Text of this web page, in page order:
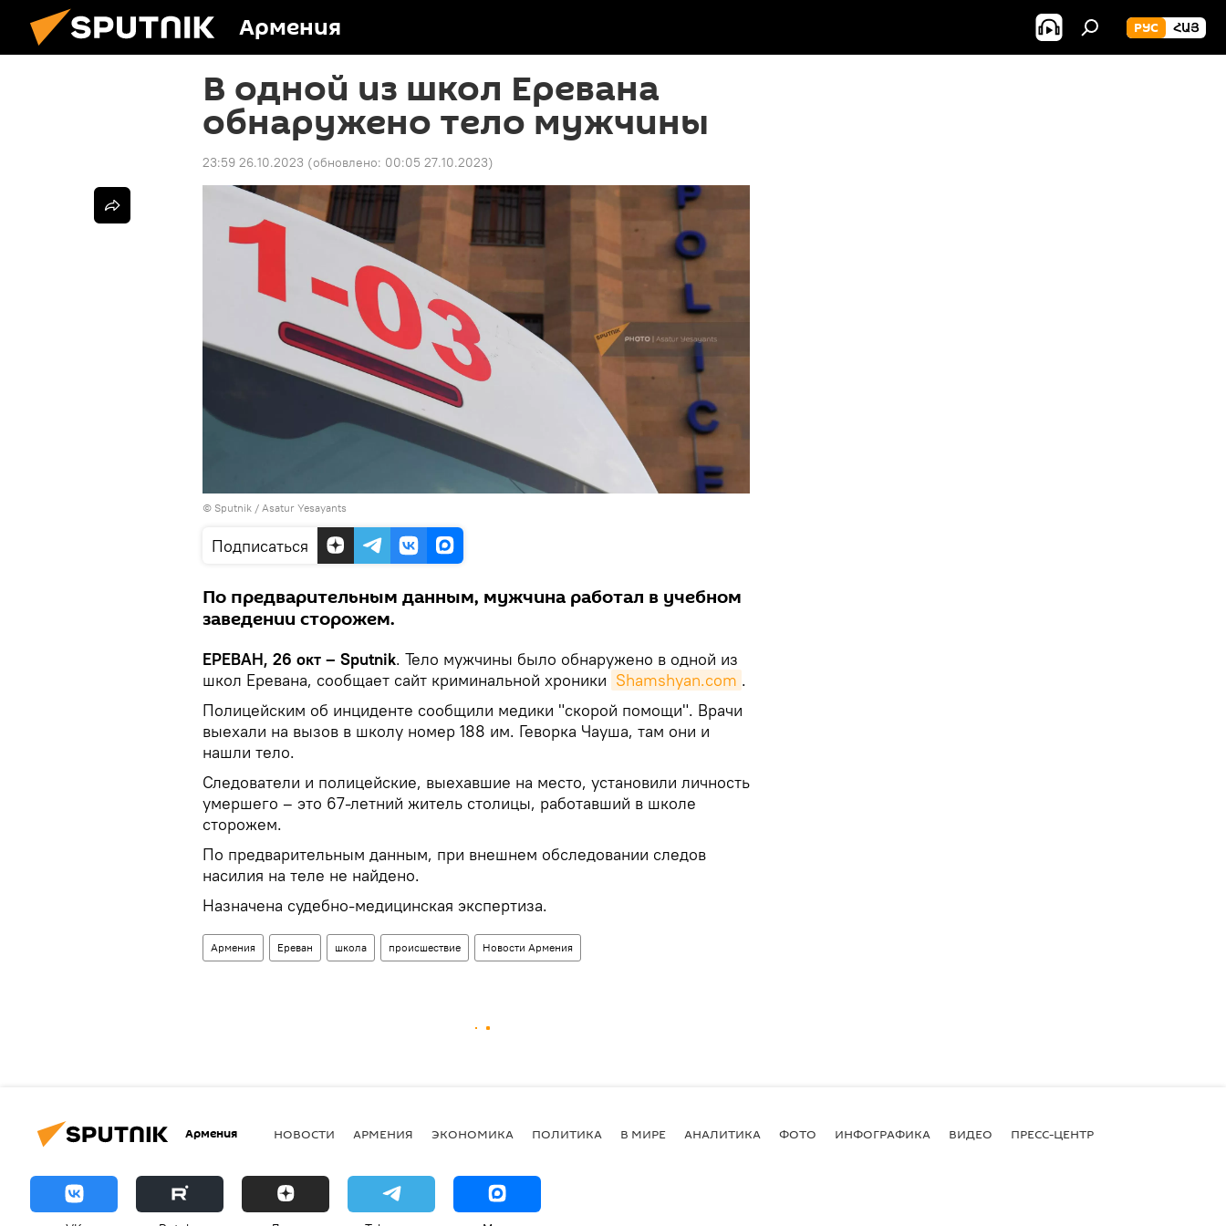
Армения РУС ՀԱՅ
В одной из школ Еревана
обнаружено тело мужчины
23:59 26.10.2023 (обновлено: 00:05 27.10.2023)
© Sputnik / Asatur Yesayants
Подписаться
По предварительным данным, мужчина работал в учебном
заведении сторожем.
ЕРЕВАН, 26 окт – Sputnik. Тело мужчины было обнаружено в одной из
школ Еревана, сообщает сайт криминальной хроники Shamshyan.com .
Полицейским об инциденте сообщили медики "скорой помощи". Врачи
выехали на вызов в школу номер 188 им. Геворка Чауша, там они и
нашли тело.
Следователи и полицейские, выехавшие на место, установили личность
умершего – это 67-летний житель столицы, работавший в школе
сторожем.
По предварительным данным, при внешнем обследовании следов
насилия на теле не найдено.
Назначена судебно-медицинская экспертиза.
Армения Ереван школа происшествие Новости Армения
Армения НОВОСТИ АРМЕНИЯ ЭКОНОМИКА ПОЛИТИКА В МИРЕ АНАЛИТИКА ФОТО ИНФОГРАФИКА ВИДЕО ПРЕСС-ЦЕНТР